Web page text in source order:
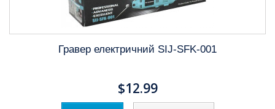
Гравер електричний SIJ-SFK-001
$12.99